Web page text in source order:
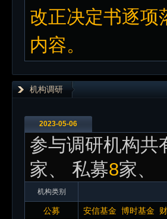
改正决定书逐项
内容。
机构调研
2023-05-06
参与调研机构共
家、 私募8家、
机构类别
公募 安信基金 博时基金